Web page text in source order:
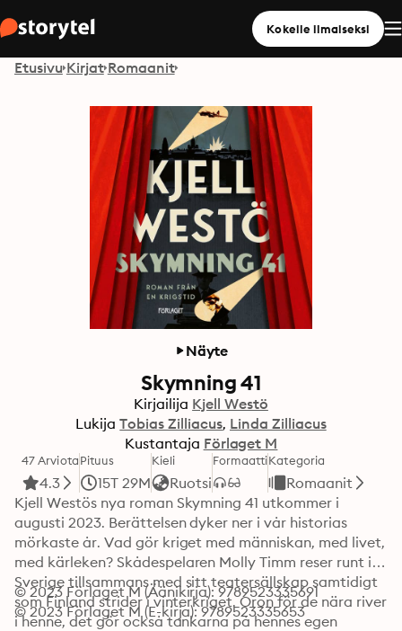
Kokeile ilmaiseksi
Etusivu Kirjat Romaanit
Näyte
Skymning 41
Kirjailija Kjell Westö
Lukija Tobias Zilliacus Linda Zilliacus
Kustantaja Förlaget M
47 Arviota
4.3
Pituus
15T 29M
Kieli
Ruotsi
FormaattiKategoria
Romaanit
Kjell Westös nya roman Skymning 41 utkommer i
augusti 2023. Berättelsen dyker ner i vår historias
mörkaste år. Vad gör kriget med människan, med livet,
med kärleken? Skådespelaren Molly Timm reser runt i
Sverige tillsammans med sitt teatersällskap samtidigt
som Finland strider i vinterkriget. Oron för de nära river
i henne, det gör också tankarna på hennes egen
© 2023 Förlaget M (Äänikirja): 9789523335691
© 2023 Förlaget M (E-kirja): 9789523335653